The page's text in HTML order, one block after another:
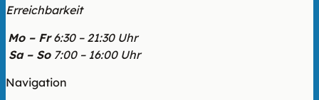
Erreichbarkeit
Mo – Fr 6:30 – 21:30 Uhr
Sa – So 7:00 – 16:00 Uhr
Navigation